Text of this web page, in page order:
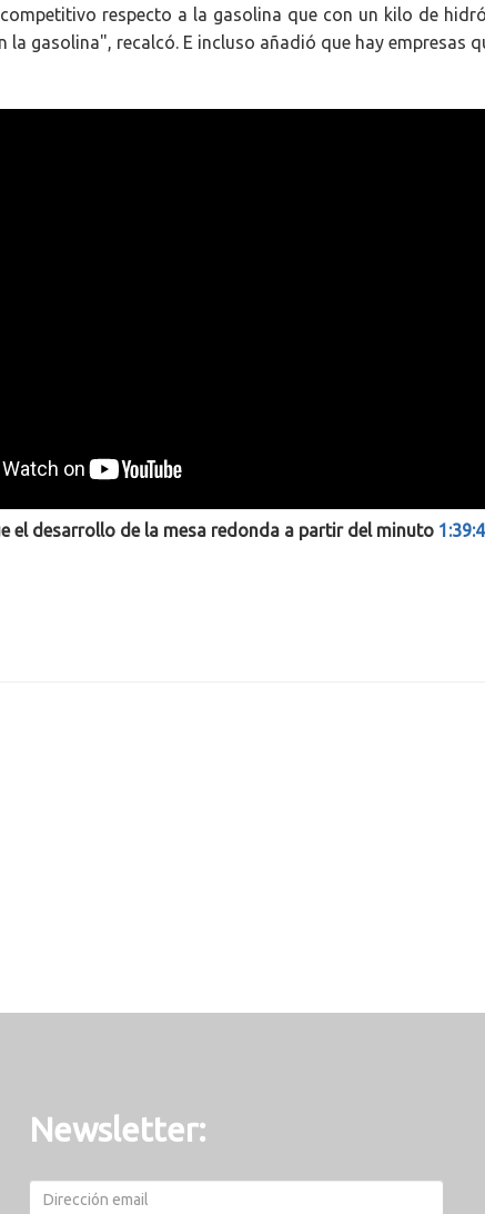
respecto a la gasolina que con un kilo de
gasolina", recalcó. E incluso añadió que hay empresas
el desarrollo de la mesa redonda a partir del minuto
Newsletter: